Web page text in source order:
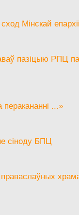
Мінскай
пазіцыю РПЦ
...»
сіноду БПЦ
праваслаўных